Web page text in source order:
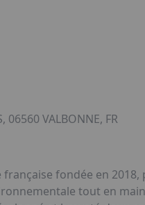
06560 VALBONNE, FR
fondée en
tout en